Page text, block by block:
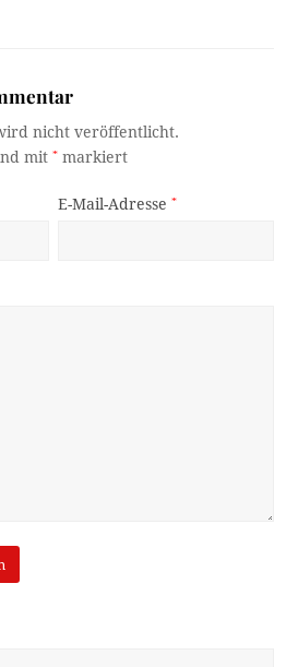
nicht veröffentlicht.
mit* markiert
E-Mail-Adresse*